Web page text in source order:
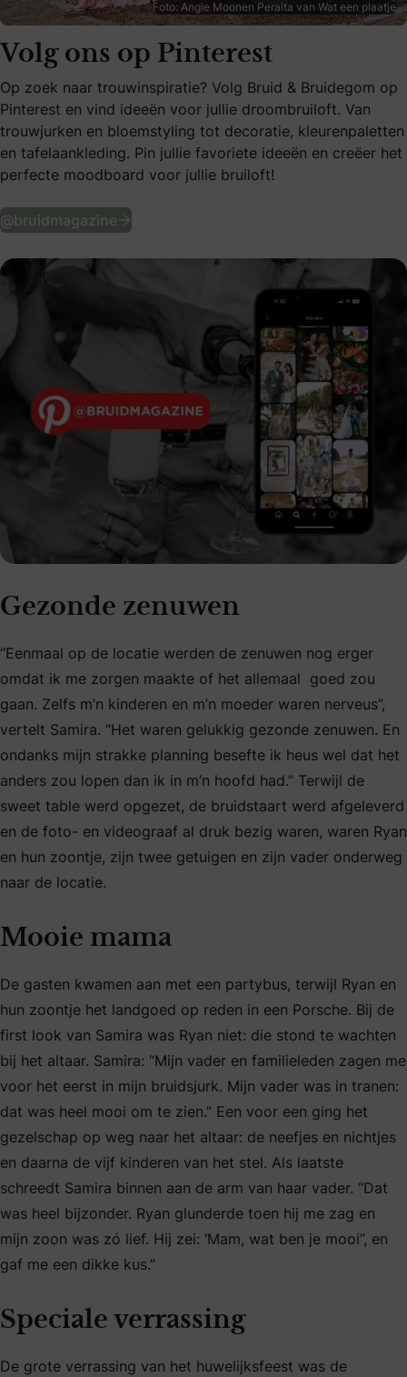
Foto: Angie Moonen Peralta van Wat een plaatje
Volg ons op Pinterest
Op zoek naar trouwinspiratie? Volg Bruid & Bruidegom op
Pinterest en vind ideeën voor jullie droombruiloft. Van
trouwjurken en bloemstyling tot decoratie, kleurenpaletten
en tafelaankleding. Pin jullie favoriete ideeën en creëer het
perfecte moodboard voor jullie bruiloft!
@bruidmagazine Volg ons op Pinterest
Gezonde zenuwen
“Eenmaal op de locatie werden de zenuwen nog erger
omdat ik me zorgen maakte of het allemaal goed zou
gaan. Zelfs m’n kinderen en m’n moeder waren nerveus”,
vertelt Samira. “Het waren gelukkig gezonde zenuwen. En
ondanks mijn strakke planning besefte ik heus wel dat het
anders zou lopen dan ik in m’n hoofd had.” Terwijl de
sweet table werd opgezet, de bruidstaart werd afgeleverd
en de foto- en videograaf al druk bezig waren, waren Ryan
en hun zoontje, zijn twee getuigen en zijn vader onderweg
naar de locatie.
Mooie mama
De gasten kwamen aan met een partybus, terwijl Ryan en
hun zoontje het landgoed op reden in een Porsche. Bij de
first look van Samira was Ryan niet: die stond te wachten
bij het altaar. Samira: “Mijn vader en familieleden zagen me
voor het eerst in mijn bruidsjurk. Mijn vader was in tranen:
dat was heel mooi om te zien.” Een voor een ging het
gezelschap op weg naar het altaar: de neefjes en nichtjes
en daarna de vijf kinderen van het stel. Als laatste
schreedt Samira binnen aan de arm van haar vader. “Dat
was heel bijzonder. Ryan glunderde toen hij me zag en
mijn zoon was zó lief. Hij zei: ‘Mam, wat ben je mooi”, en
gaf me een dikke kus.”
Speciale verrassing
De grote verrassing van het huwelijksfeest was de